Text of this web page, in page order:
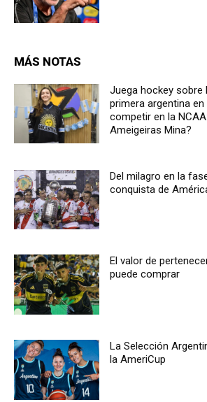
MÁS NOTAS
Juega hockey sobre
primera argentina
competir en la
Ameigeiras Mina?
Del milagro en la
conquista de
El valor de
puede comprar
La Selección
la AmeriCup